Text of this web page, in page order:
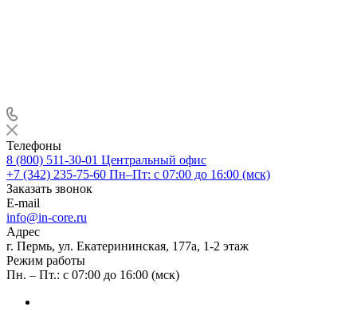
Телефоны
8 (800) 511-30-01 Центральный офис
+7 (342) 235-75-60 Пн–Пт: с 07:00 до 16:00 (мск)
Заказать звонок
E-mail
info@in-core.ru
Адрес
г. Пермь, ул. ​Екатерининская, 177а, ​1-2 этаж
Режим работы
Пн. – Пт.: с 07:00 до 16:00 (мск)